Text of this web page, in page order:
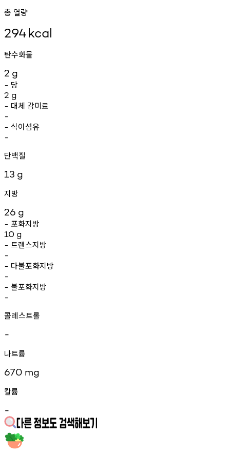
총 열량
294kcal
탄수화물
2 g
- 당
2 g
- 대체 감미료
-
- 식이섬유
-
단백질
13 g
지방
26 g
- 포화지방
10 g
- 트랜스지방
-
- 다불포화지방
-
- 불포화지방
-
콜레스트롤
-
나트륨
670 mg
칼륨
-